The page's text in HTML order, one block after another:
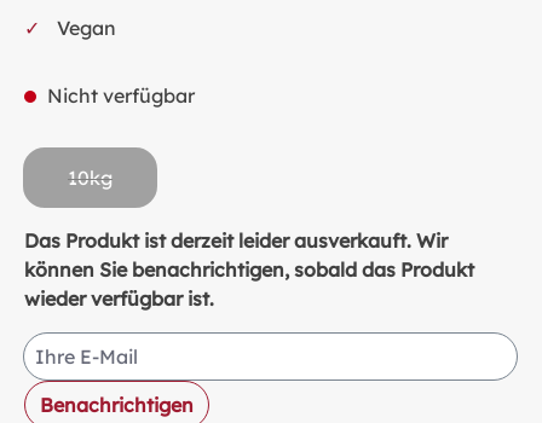
Vegan
Nicht verfügbar
10kg
Das Produkt ist derzeit leider ausverkauft. Wir
können Sie benachrichtigen, sobald das Produkt
wieder verfügbar ist.
Ihre E-Mail
Benachrichtigen